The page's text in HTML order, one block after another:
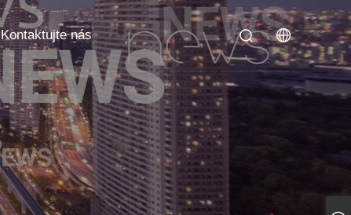
Kontaktujte nás